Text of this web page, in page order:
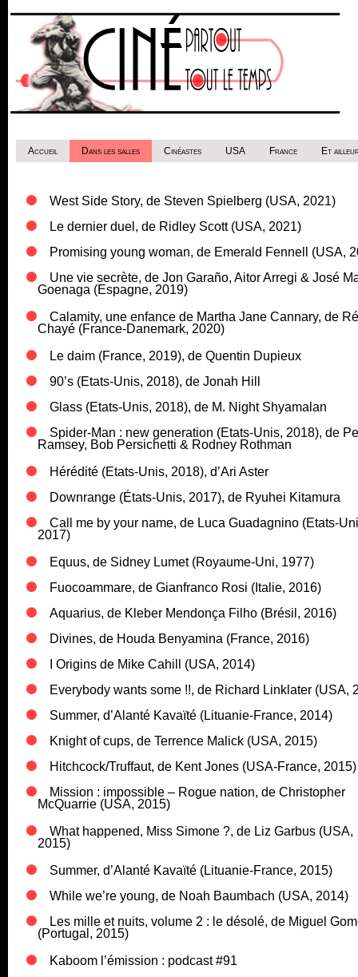
Accueil Dans les salles Cinéastes USA France Et
West Side Story, de Steven Spielberg (USA, 2021)
Le dernier duel, de Ridley Scott (USA, 2021)
Promising young woman, de Emerald Fennell (USA,
Une vie secrète, de Jon Garaño, Aitor Arregi & José
Goenaga (Espagne, 2019)
Calamity, une enfance de Martha Jane Cannary, de
Chayé (France-Danemark, 2020)
Le daim (France, 2019), de Quentin Dupieux
90’s (Etats-Unis, 2018), de Jonah Hill
Glass (Etats-Unis, 2018), de M. Night Shyamalan
Spider-Man : new generation (Etats-Unis, 2018), de
Ramsey, Bob Persichetti & Rodney Rothman
Hérédité (Etats-Unis, 2018), d’Ari Aster
Downrange (États-Unis, 2017), de Ryuhei Kitamura
Call me by your name, de Luca Guadagnino (Etats-
2017)
Equus, de Sidney Lumet (Royaume-Uni, 1977)
Fuocoammare, de Gianfranco Rosi (Italie, 2016)
Aquarius, de Kleber Mendonça Filho (Brésil, 2016)
Divines, de Houda Benyamina (France, 2016)
I Origins de Mike Cahill (USA, 2014)
Everybody wants some !!, de Richard Linklater (USA,
Summer, d’Alanté Kavaïté (Lituanie-France, 2014)
Knight of cups, de Terrence Malick (USA, 2015)
Hitchcock/Truffaut, de Kent Jones (USA-France, 2015)
Mission : impossible – Rogue nation, de Christopher
McQuarrie (USA, 2015)
What happened, Miss Simone ?, de Liz Garbus (USA,
2015)
Summer, d’Alanté Kavaïté (Lituanie-France, 2015)
While we’re young, de Noah Baumbach (USA, 2014)
Les mille et nuits, volume 2 : le désolé, de Miguel
(Portugal, 2015)
Kaboom l’émission : podcast #91